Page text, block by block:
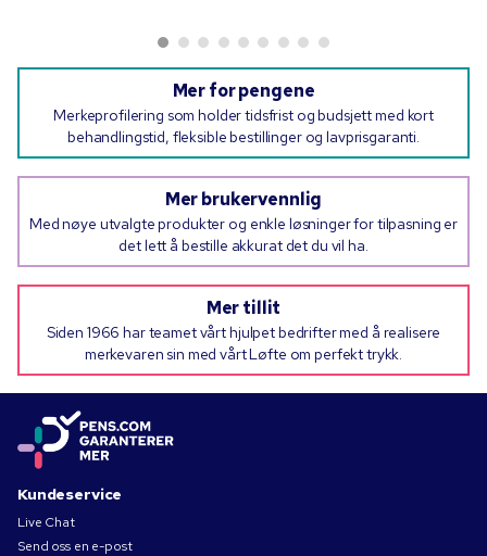
Mer for pengene
Merkeprofilering som holder tidsfrist og budsjett med kort
behandlingstid, fleksible bestillinger og lavprisgaranti.
Mer brukervennlig
Med nøye utvalgte produkter og enkle løsninger for tilpasning er
det lett å bestille akkurat det du vil ha.
Mer tillit
Siden 1966 har teamet vårt hjulpet bedrifter med å realisere
merkevaren sin med vårt Løfte om perfekt trykk.
Kundeservice
Live Chat
Send oss en e-post